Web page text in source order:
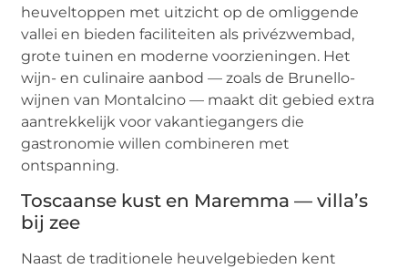
heuveltoppen met uitzicht op de omliggende
vallei en bieden faciliteiten als privézwembad,
grote tuinen en moderne voorzieningen. Het
wijn- en culinaire aanbod — zoals de Brunello-
wijnen van Montalcino — maakt dit gebied extra
aantrekkelijk voor vakantiegangers die
gastronomie willen combineren met
ontspanning.
Toscaanse kust en Maremma — villa’s
bij zee
Naast de traditionele heuvelgebieden kent